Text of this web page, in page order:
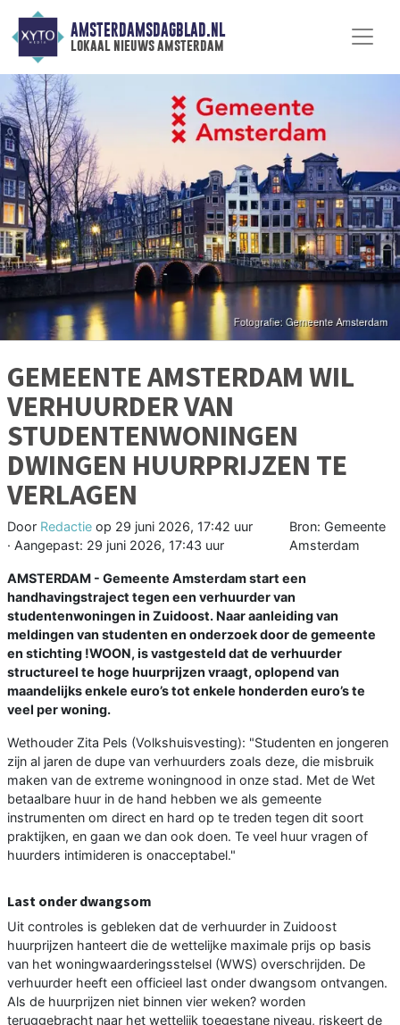
AMSTERDAMSDAGBLAD.NL
lokaal nieuws amsterdam
GEMEENTE AMSTERDAM WIL
VERHUURDER VAN
STUDENTENWONINGEN
DWINGEN HUURPRIJZEN TE
VERLAGEN
Door Redactie op 29 juni 2026, 17:42 uur
· Aangepast: 29 juni 2026, 17:43 uur
Bron: Gemeente
Amsterdam
AMSTERDAM - Gemeente Amsterdam start een
handhavingstraject tegen een verhuurder van
studentenwoningen in Zuidoost. Naar aanleiding van
meldingen van studenten en onderzoek door de gemeente
en stichting !WOON, is vastgesteld dat de verhuurder
structureel te hoge huurprijzen vraagt, oplopend van
maandelijks enkele euro’s tot enkele honderden euro’s te
veel per woning.
Wethouder Zita Pels (Volkshuisvesting): "Studenten en jongeren
zijn al jaren de dupe van verhuurders zoals deze, die misbruik
maken van de extreme woningnood in onze stad. Met de Wet
betaalbare huur in de hand hebben we als gemeente
instrumenten om direct en hard op te treden tegen dit soort
praktijken, en gaan we dan ook doen. Te veel huur vragen of
huurders intimideren is onacceptabel."
Last onder dwangsom
Uit controles is gebleken dat de verhuurder in Zuidoost
huurprijzen hanteert die de wettelijke maximale prijs op basis
van het woningwaarderingsstelsel (WWS) overschrijden. De
verhuurder heeft een officieel last onder dwangsom ontvangen.
Als de huurprijzen niet binnen vier weken? worden
teruggebracht naar het wettelijk toegestane niveau, riskeert de